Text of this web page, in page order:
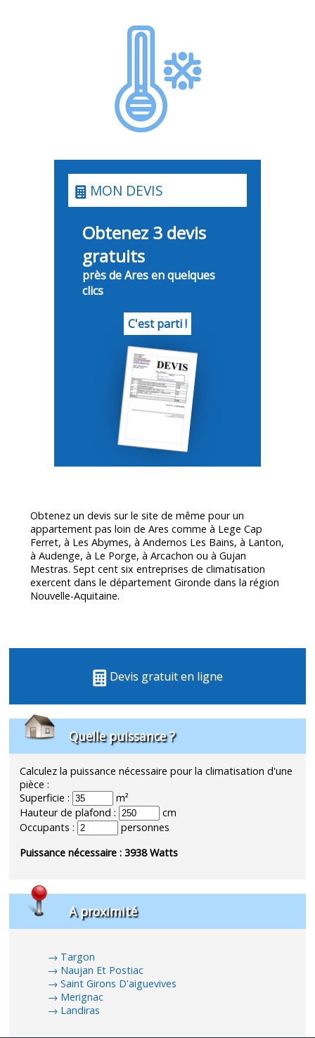
MON DEVIS
Obtenez 3 devis
gratuits
près de Ares en quelques
clics
C'est parti !
Obtenez un devis sur le site de même pour un
appartement pas loin de Ares comme à Lege Cap
Ferret, à Les Abymes, à Andernos Les Bains, à Lanton,
à Audenge, à Le Porge, à Arcachon ou à Gujan
Mestras. Sept cent six entreprises de climatisation
exercent dans le départementGironde dans la région
Nouvelle-Aquitaine.
Devis gratuit en ligne
Quelle puissance ?
Calculez la puissance nécessaire pour la climatisation d'une
pièce :
Superficie :
m²
Hauteur de plafond :
cm
Occupants :
personnes
Puissance nécessaire :3938Watts
A proximité
Targon
Naujan Et Postiac
Saint Girons D'aiguevives
Merignac
Landiras